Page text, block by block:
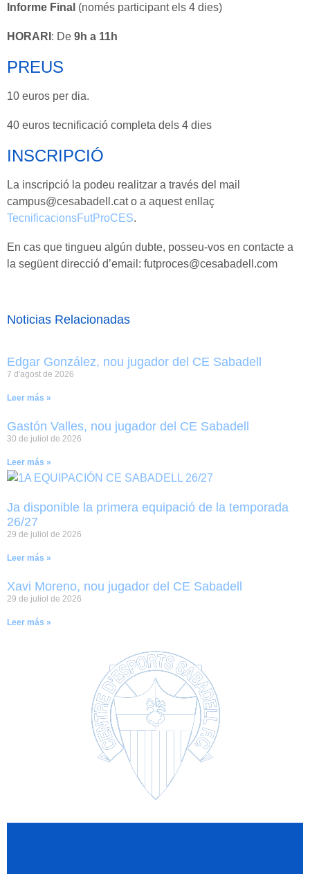
Informe Final (només participant els 4 dies)
HORARI : De 9h a 11h
PREUS
10 euros per dia.
40 euros tecnificació completa dels 4 dies
INSCRIPCIÓ
La inscripció la podeu realitzar a través del mail
campus@cesabadell.cat o a aquest enllaç
TecnificacionsFutProCES.
En cas que tingueu algún dubte, posseu-vos en contacte a
la següent direcció d’email: futproces@cesabadell.com
Noticias Relacionadas
Edgar González, nou jugador del CE Sabadell
7 d'agost de 2026
Leer más »
Gastón Valles, nou jugador del CE Sabadell
30 de juliol de 2026
Leer más »
Ja disponible la primera equipació de la temporada
26/27
29 de juliol de 2026
Leer más »
Xavi Moreno, nou jugador del CE Sabadell
29 de juliol de 2026
Leer más »